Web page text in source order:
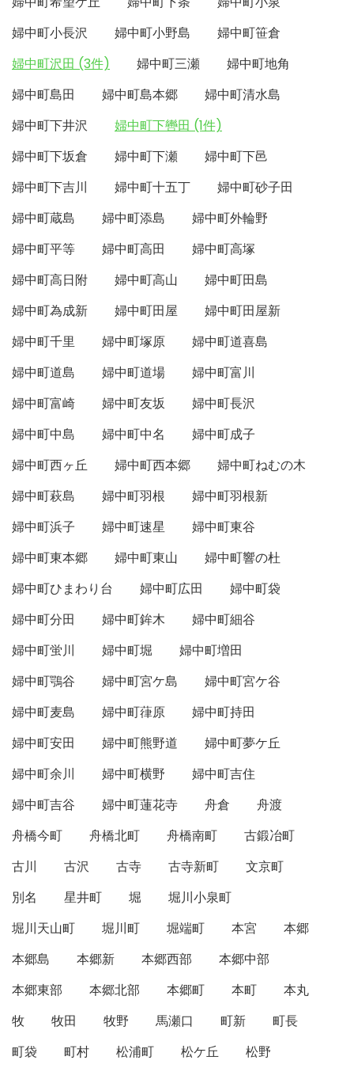
婦中町小長沢
婦中町小野島
婦中町笹倉
婦中町沢田 (3件)
婦中町三瀬
婦中町地角
婦中町島田
婦中町島本郷
婦中町清水島
婦中町下井沢
婦中町下轡田 (1件)
婦中町下坂倉
婦中町下瀬
婦中町下邑
婦中町下吉川
婦中町十五丁
婦中町砂子田
婦中町蔵島
婦中町添島
婦中町外輪野
婦中町平等
婦中町高田
婦中町高塚
婦中町高日附
婦中町高山
婦中町田島
婦中町為成新
婦中町田屋
婦中町田屋新
婦中町千里
婦中町塚原
婦中町道喜島
婦中町道島
婦中町道場
婦中町富川
婦中町富崎
婦中町友坂
婦中町長沢
婦中町中島
婦中町中名
婦中町成子
婦中町西ヶ丘
婦中町西本郷
婦中町ねむの木
婦中町萩島
婦中町羽根
婦中町羽根新
婦中町浜子
婦中町速星
婦中町東谷
婦中町東本郷
婦中町東山
婦中町響の杜
婦中町ひまわり台
婦中町広田
婦中町袋
婦中町分田
婦中町鉾木
婦中町細谷
婦中町蛍川
婦中町堀
婦中町増田
婦中町鶚谷
婦中町宮ケ島
婦中町宮ケ谷
婦中町麦島
婦中町葎原
婦中町持田
婦中町安田
婦中町熊野道
婦中町夢ケ丘
婦中町余川
婦中町横野
婦中町吉住
婦中町吉谷
婦中町蓮花寺 舟倉
舟渡
舟橋今町
舟橋北町 舟橋南町
古鍛冶町
古川
古沢 古寺 古寺新町
文京町
別名
星井町 堀
堀川小泉町
堀川天山町
堀川町 堀端町 本宮
本郷
本郷島
本郷新 本郷西部
本郷中部
本郷東部
本郷北部 本郷町 本町
本丸
牧
牧田 牧野 馬瀬口 町新
町長
町袋
町村 松浦町 松ケ丘
松野